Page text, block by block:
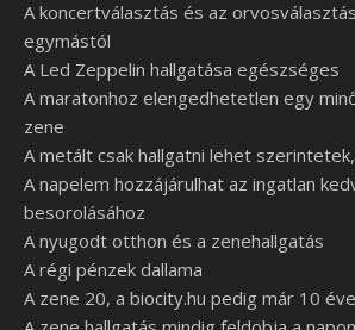
A koncertválasztás és az
egymástól
A Led Zeppelin hallgatása egészséges
A maratonhoz elengedhetetlen egy
zene
A metált csak hallgatni lehet
A napelem hozzájárulhat az ingatlan
besorolásához
A nyugodt otthon és a zenehallgatás
A régi pénzek dallama
A zene 20, a biocity.hu pedig már 10